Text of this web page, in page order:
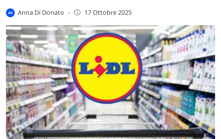
Anna Di Donato - 17 Ottobre 2025